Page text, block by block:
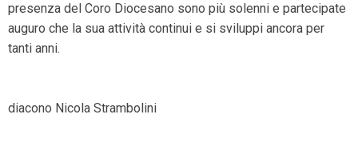
presenza del Coro Diocesano sono più solenni e partecipate
auguro che la sua attività continui e si sviluppi ancora per
tanti anni.
diacono Nicola Strambolini